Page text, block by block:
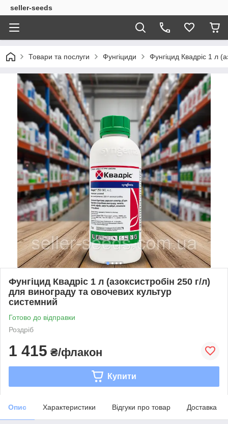
seller-seeds
Товари та послуги Фунгіциди Фунгіцид Квадріс 1 л
Фунгіцид Квадріс 1 л (азоксистробін 250 г/л)
для винограду та овочевих культур
системний
Готово до відправки
Роздріб
1 415 ₴/флакон
Купити
Опис Характеристики Відгуки про товар Доставка